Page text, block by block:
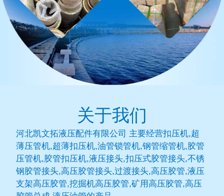
关于我们
河北凯文拓液压配件有限公司 主要经营扣压机,超
薄压管机,超薄扣压机,油管锁管机,钢管缩管机,胶管
压管机,胶管扣压机,液压接头,扣压式胶管接头,不锈
钢胶管接头,高压胶管接头,过渡接头,高压胶管,液压
支架高压胶管,挖掘机高压胶管,矿用高压胶管,高压